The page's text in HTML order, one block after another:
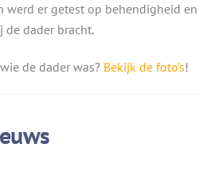
werd er getest op behendigheid
dader bracht.
de dader was? Bekijk de foto’s!